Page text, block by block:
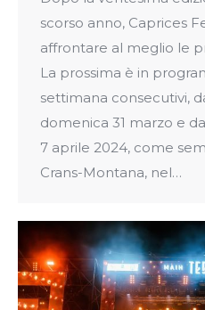
scorso anno, Caprices
affrontare al meglio le
La prossima è in
settimana consecutivi,
domenica 31 marzo e
7 aprile 2024, come
Crans-Montana, nel…